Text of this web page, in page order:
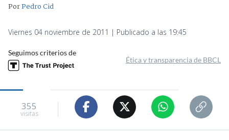
PorPedro Cid
Viernes 04 noviembre de 2011 | Publicado a las 19:45
Seguimos criterios de
Ética y transparencia de BBCL
355
visitas